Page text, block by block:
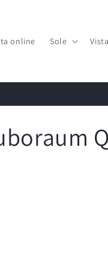
online Sole Vista